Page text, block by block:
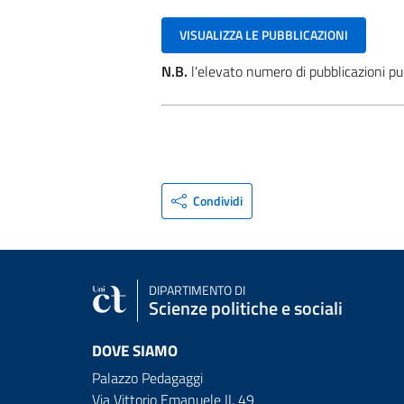
VISUALIZZA LE PUBBLICAZIONI
N.B. l'elevato numero di pubblicazioni
Condividi
DIPARTIMENTO DI
Scienze politiche e sociali
DOVE SIAMO
Palazzo Pedagaggi
Via Vittorio Emanuele II, 49